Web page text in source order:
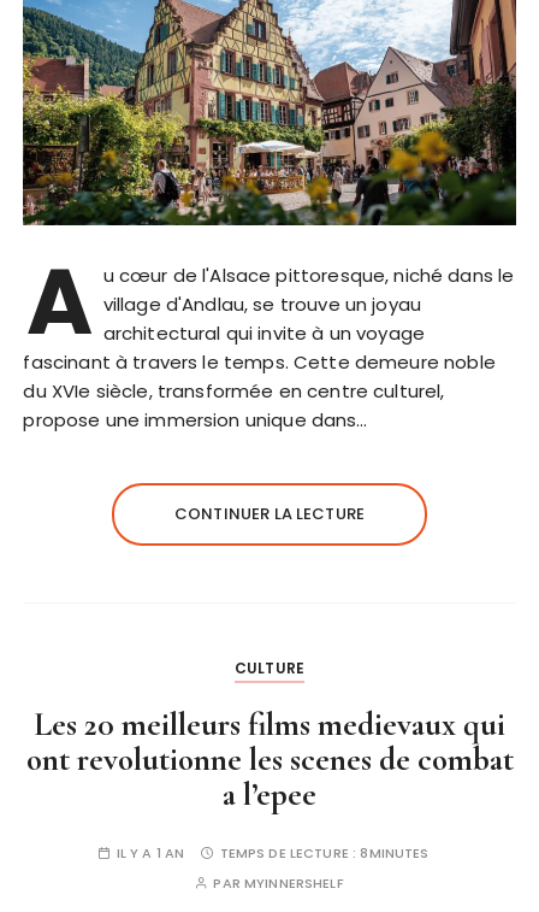
A u cœur de l'Alsace pittoresque, niché dans le
village d'Andlau, se trouve un joyau
architectural qui invite à un voyage
fascinant à travers le temps. Cette demeure noble
du XVIe siècle, transformée en centre culturel,
propose une immersion unique dans…
CONTINUER LA LECTURE
CULTURE
Les 20 meilleurs films medievaux qui
ont revolutionne les scenes de combat
a l’epee
IL Y A 1 AN TEMPS DE LECTURE :8MINUTES
PAR MYINNERSHELF